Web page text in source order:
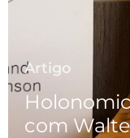
Artigo
com